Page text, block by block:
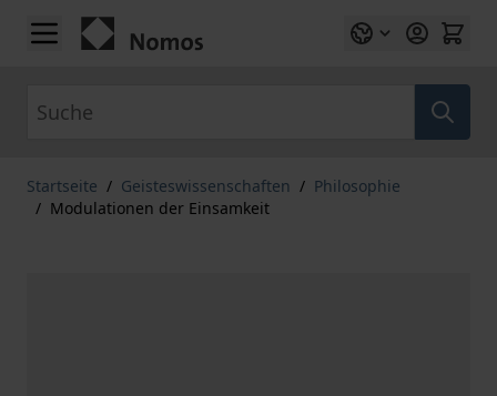
Zum Inhalt springen
Startseite / Geisteswissenschaften / Philosophie
/ Modulationen der Einsamkeit